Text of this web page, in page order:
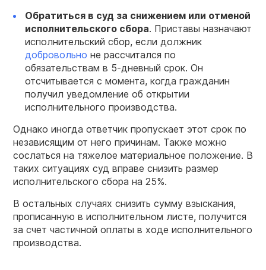
Обратиться в суд за снижением или отменой
исполнительского сбора. Приставы назначают
исполнительский сбор, если должник
добровольно не рассчитался по
обязательствам в 5-дневный срок. Он
отсчитывается с момента, когда гражданин
получил уведомление об открытии
исполнительного производства.
Однако иногда ответчик пропускает этот срок по
независящим от него причинам. Также можно
сослаться на тяжелое материальное положение. В
таких ситуациях суд вправе снизить размер
исполнительского сбора на 25%.
В остальных случаях снизить сумму взыскания,
прописанную в исполнительном листе, получится
за счет частичной оплаты в ходе исполнительного
производства.